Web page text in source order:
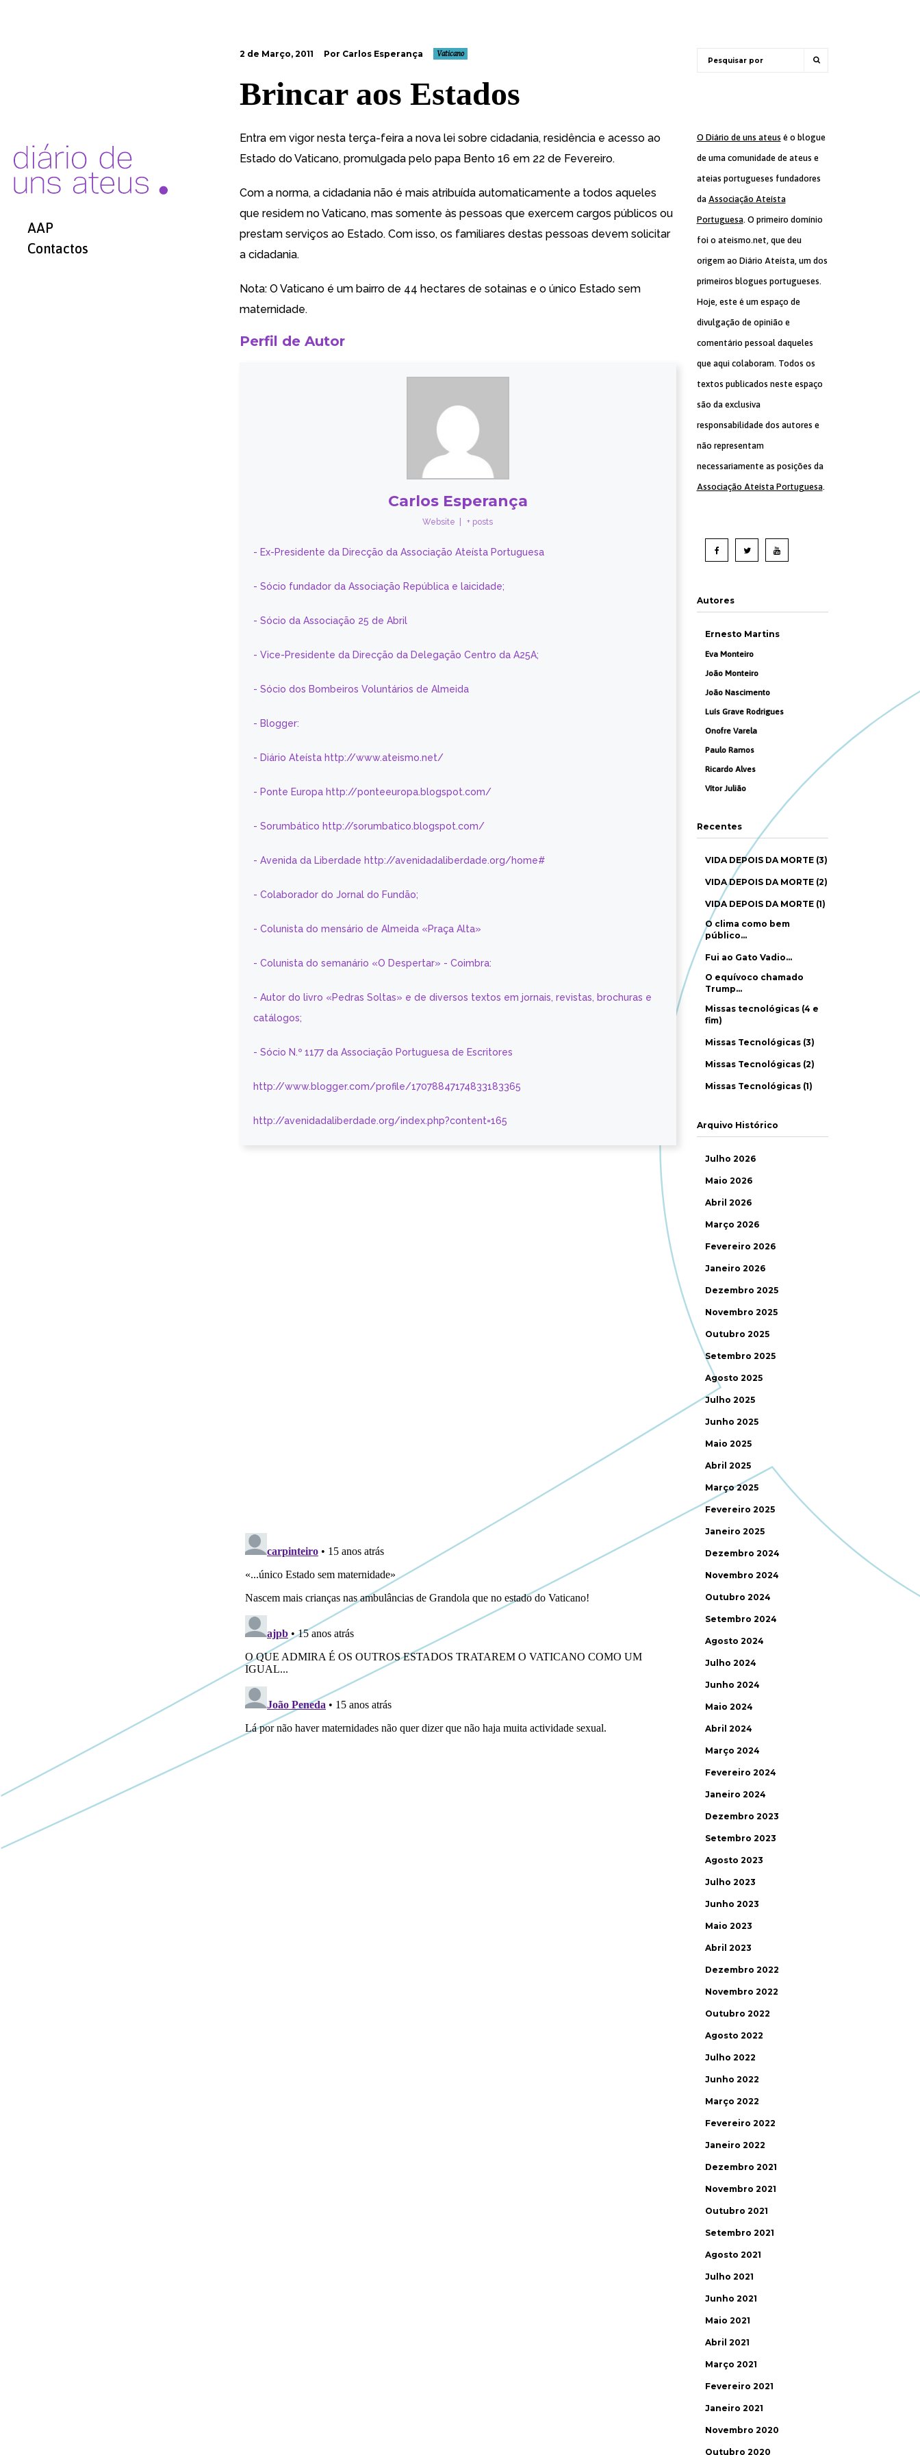
AAP
Contactos
2 de Março, 2011 Por Carlos Esperança Vaticano
Brincar aos Estados
Entra em vigor nesta terça-feira a nova lei sobre cidadania, residência e acesso ao
Estado do Vaticano, promulgada pelo papa Bento 16 em 22 de Fevereiro.
Com a norma, a cidadania não é mais atribuída automaticamente a todos aqueles
que residem no Vaticano, mas somente às pessoas que exercem cargos públicos ou
prestam serviços ao Estado. Com isso, os familiares destas pessoas devem solicitar
a cidadania.
Nota: O Vaticano é um bairro de 44 hectares de sotainas e o único Estado sem
maternidade.
Perfil de Autor
Carlos Esperança
Website + posts
- Ex-Presidente da Direcção da Associação Ateísta Portuguesa
- Sócio fundador da Associação República e laicidade;
- Sócio da Associação 25 de Abril
- Vice-Presidente da Direcção da Delegação Centro da A25A;
- Sócio dos Bombeiros Voluntários de Almeida
- Blogger:
- Diário Ateísta http://www.ateismo.net/
- Ponte Europa http://ponteeuropa.blogspot.com/
- Sorumbático http://sorumbatico.blogspot.com/
- Avenida da Liberdade http://avenidadaliberdade.org/home#
- Colaborador do Jornal do Fundão;
- Colunista do mensário de Almeida «Praça Alta»
- Colunista do semanário «O Despertar» - Coimbra:
- Autor do livro «Pedras Soltas» e de diversos textos em jornais, revistas, brochuras e
catálogos;
- Sócio N.º 1177 da Associação Portuguesa de Escritores
http://www.blogger.com/profile/17078847174833183365
http://avenidadaliberdade.org/index.php?content=165
O Diário de uns ateus é o blogue
de uma comunidade de ateus e
ateias portugueses fundadores
da Associação Ateísta
Portuguesa. O primeiro domínio
foi o ateismo.net, que deu
origem ao Diário Ateísta, um dos
primeiros blogues portugueses.
Hoje, este é um espaço de
divulgação de opinião e
comentário pessoal daqueles
que aqui colaboram. Todos os
textos publicados neste espaço
são da exclusiva
responsabilidade dos autores e
não representam
necessariamente as posições da
Associação Ateísta Portuguesa.
Autores
Ernesto Martins
Eva Monteiro
João Monteiro
João Nascimento
Luís Grave Rodrigues
Onofre Varela
Paulo Ramos
Ricardo Alves
Vítor Julião
Recentes
VIDA DEPOIS DA MORTE (3)
VIDA DEPOIS DA MORTE (2)
VIDA DEPOIS DA MORTE (1)
O clima como bem
público…
Fui ao Gato Vadio…
O equívoco chamado
Trump…
Missas tecnológicas (4 e
fim)
Missas Tecnológicas (3)
Missas Tecnológicas (2)
Missas Tecnológicas (1)
Arquivo Histórico
Julho 2026
Maio 2026
Abril 2026
Março 2026
Fevereiro 2026
Janeiro 2026
Dezembro 2025
Novembro 2025
Outubro 2025
Setembro 2025
Agosto 2025
Julho 2025
Junho 2025
Maio 2025
Abril 2025
Março 2025
Fevereiro 2025
Janeiro 2025
Dezembro 2024
Novembro 2024
Outubro 2024
Setembro 2024
Agosto 2024
Julho 2024
Junho 2024
Maio 2024
Abril 2024
Março 2024
Fevereiro 2024
Janeiro 2024
Dezembro 2023
Setembro 2023
Agosto 2023
Julho 2023
Junho 2023
Maio 2023
Abril 2023
Dezembro 2022
Novembro 2022
Outubro 2022
Agosto 2022
Julho 2022
Junho 2022
Março 2022
Fevereiro 2022
Janeiro 2022
Dezembro 2021
Novembro 2021
Outubro 2021
Setembro 2021
Agosto 2021
Julho 2021
Junho 2021
Maio 2021
Abril 2021
Março 2021
Fevereiro 2021
Janeiro 2021
Novembro 2020
Outubro 2020